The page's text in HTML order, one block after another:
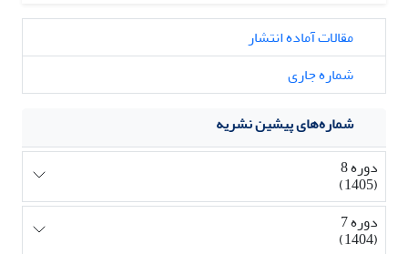
مقالات آماده انتشار
شماره جاری
شماره‌های پیشین نشریه
دوره 8
(1405)
دوره 7
(1404)